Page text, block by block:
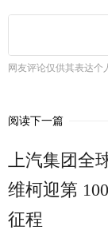
网友评论仅供其表达个
阅读下一篇
上汽集团全
维柯迎第
征程